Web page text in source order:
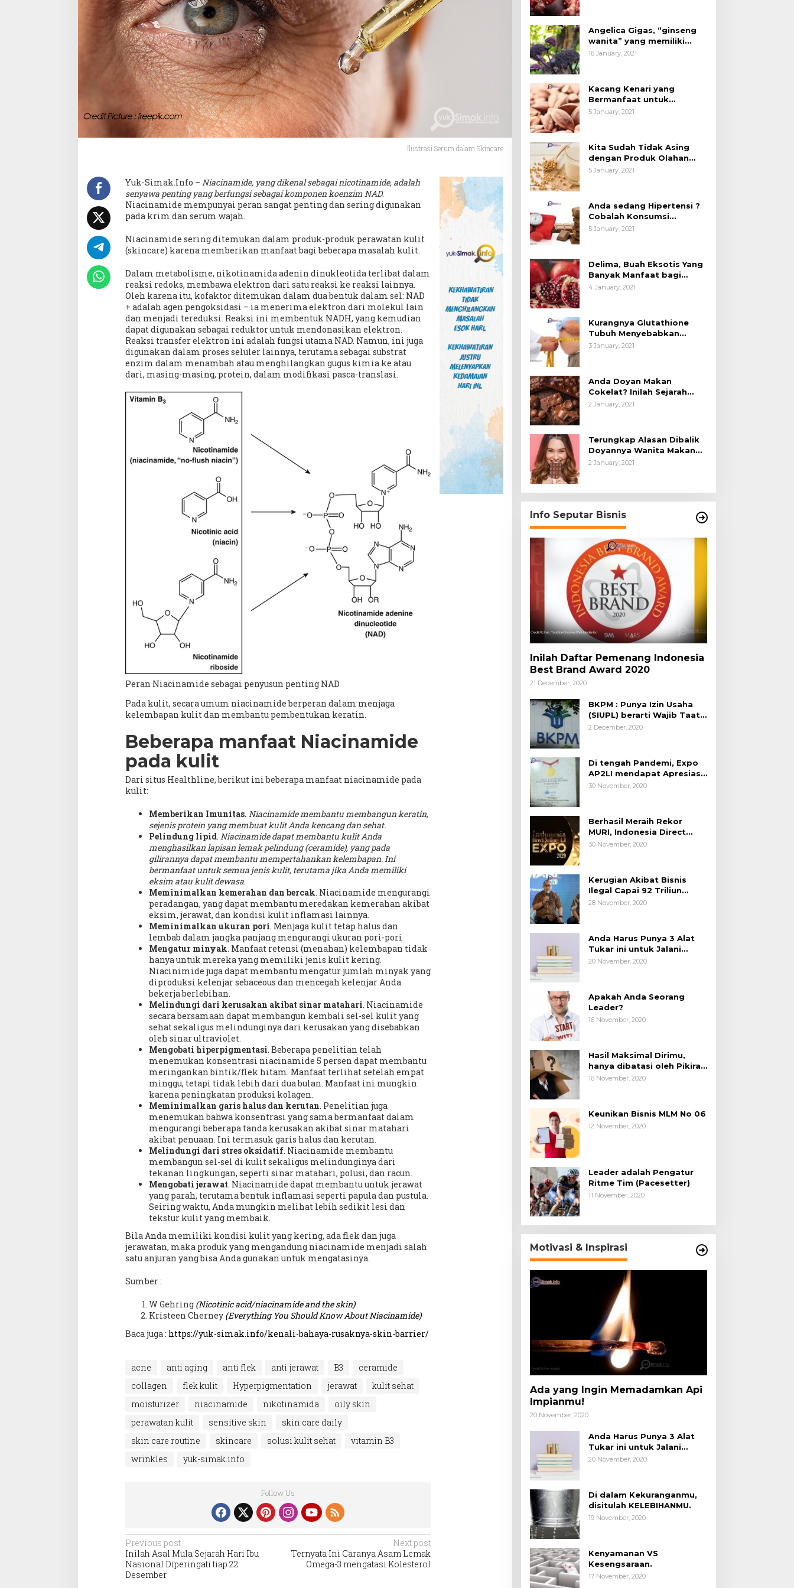
Ilustrasi Serum dalam Skincare
Yuk-Simak.Info – Niacinamide, yang dikenal sebagai nicotinamide, adalah
senyawa penting yang berfungsi sebagai komponen koenzim NAD.
Niacinamide mempunyai peran sangat penting dan sering digunakan
pada krim dan serum wajah.
Niacinamide sering ditemukan dalam produk-produk perawatan kulit
(skincare) karena memberikan manfaat bagi beberapa masalah kulit.
Dalam metabolisme, nikotinamida adenin dinukleotida terlibat dalam
reaksi redoks, membawa elektron dari satu reaksi ke reaksi lainnya.
Oleh karena itu, kofaktor ditemukan dalam dua bentuk dalam sel: NAD
+ adalah agen pengoksidasi – ia menerima elektron dari molekul lain
dan menjadi tereduksi. Reaksi ini membentuk NADH, yang kemudian
dapat digunakan sebagai reduktor untuk mendonasikan elektron.
Reaksi transfer elektron ini adalah fungsi utama NAD. Namun, ini juga
digunakan dalam proses seluler lainnya, terutama sebagai substrat
enzim dalam menambah atau menghilangkan gugus kimia ke atau
dari, masing-masing, protein, dalam modifikasi pasca-translasi.
Peran Niacinamide sebagai penyusun penting NAD
Pada kulit, secara umum niacinamide berperan dalam menjaga
kelembapan kulit dan membantu pembentukan keratin.
Beberapa manfaat Niacinamide
pada kulit
Dari situs Healthline, berikut ini beberapa manfaat niacinamide pada
kulit:
Memberikan Imunitas. Niacinamide membantu membangun keratin,
sejenis protein yang membuat kulit Anda kencang dan sehat.
Pelindung lipid. Niacinamide dapat membantu kulit Anda
menghasilkan lapisan lemak pelindung (ceramide), yang pada
gilirannya dapat membantu mempertahankan kelembapan. Ini
bermanfaat untuk semua jenis kulit, terutama jika Anda memiliki
eksim atau kulit dewasa.
Meminimalkan kemerahan dan bercak. Niacinamide mengurangi
peradangan, yang dapat membantu meredakan kemerahan akibat
eksim, jerawat, dan kondisi kulit inflamasi lainnya.
Meminimalkan ukuran pori. Menjaga kulit tetap halus dan
lembab dalam jangka panjang mengurangi ukuran pori-pori
Mengatur minyak. Manfaat retensi (menahan) kelembapan tidak
hanya untuk mereka yang memiliki jenis kulit kering.
Niacinimide juga dapat membantu mengatur jumlah minyak yang
diproduksi kelenjar sebaceous dan mencegah kelenjar Anda
bekerja berlebihan.
Melindungi dari kerusakan akibat sinar matahari. Niacinamide
secara bersamaan dapat membangun kembali sel-sel kulit yang
sehat sekaligus melindunginya dari kerusakan yang disebabkan
oleh sinar ultraviolet.
Mengobati hiperpigmentasi. Beberapa penelitian telah
menemukan konsentrasi niacinamide 5 persen dapat membantu
meringankan bintik/flek hitam. Manfaat terlihat setelah empat
minggu, tetapi tidak lebih dari dua bulan. Manfaat ini mungkin
karena peningkatan produksi kolagen.
Meminimalkan garis halus dan kerutan. Penelitian juga
menemukan bahwa konsentrasi yang sama bermanfaat dalam
mengurangi beberapa tanda kerusakan akibat sinar matahari
akibat penuaan. Ini termasuk garis halus dan kerutan.
Melindungi dari stres oksidatif. Niacinamide membantu
membangun sel-sel di kulit sekaligus melindunginya dari
tekanan lingkungan, seperti sinar matahari, polusi, dan racun.
Mengobati jerawat. Niacinamide dapat membantu untuk jerawat
yang parah, terutama bentuk inflamasi seperti papula dan pustula.
Seiring waktu, Anda mungkin melihat lebih sedikit lesi dan
tekstur kulit yang membaik.
Bila Anda memiliki kondisi kulit yang kering, ada flek dan juga
jerawatan, maka produk yang mengandung niacinamide menjadi salah
satu anjuran yang bisa Anda gunakan untuk mengatasinya.
Sumber :
W Gehring (Nicotinic acid/niacinamide and the skin)
Kristeen Cherney (Everything You Should Know About Niacinamide)
Baca juga : https://yuk-simak.info/kenali-bahaya-rusaknya-skin-barrier/
acne anti aging anti flek anti jerawat B3
ceramide
collagen
flek kulit Hyperpigmentation jerawat
kulit sehat
moisturizer
niacinamide nikotinamida
oily skin
perawatan kulit
sensitive skin
skin care daily
skin care routine
skincare solusi kulit sehat
vitamin B3
wrinkles
yuk-simak.info
Follow Us
Post
navigation
Previous post
Inilah Asal Mula Sejarah Hari Ibu
Nasional Diperingati tiap 22
Desember
Next post
Ternyata Ini Caranya Asam Lemak
Omega-3 mengatasi Kolesterol
Angelica Gigas, “ginseng
wanita” yang memiliki
peran mengatasi kanker.
16 January, 2021
Kacang Kenari yang
Bermanfaat untuk
Kesehatan (Bukan Hanya
5 January, 2021
Kita Sudah Tidak Asing
dengan Produk Olahan
Kedelai, Tapi Sudah Tahu
5 January, 2021
Anda sedang Hipertensi ?
Cobalah Konsumsi
Cokelat.
5 January, 2021
Delima, Buah Eksotis Yang
Banyak Manfaat bagi
Tubuh
4 January, 2021
Kurangnya Glutathione
Tubuh Menyebabkan
Obesitas
3 January, 2021
Anda Doyan Makan
Cokelat? Inilah Sejarah
Awalnya Cokelat di Dunia
2 January, 2021
Terungkap Alasan Dibalik
Doyannya Wanita Makan
Cokelat
2 January, 2021
Info Seputar Bisnis
Inilah Daftar Pemenang Indonesia
Best Brand Award 2020
21 December, 2020
BKPM : Punya Izin Usaha
(SIUPL) berarti Wajib Taat
Aturan
2 December, 2020
Di tengah Pandemi, Expo
AP2LI mendapat Apresiasi
Rekor MURI
30 November, 2020
Berhasil Meraih Rekor
MURI, Indonesia Direct
Selling 4.0 Expo 2020
30 November, 2020
Kerugian Akibat Bisnis
Ilegal Capai 92 Triliun
Rupiah, AP2LI menghimbau
28 November, 2020
Anda Harus Punya 3 Alat
Tukar ini untuk Jalani
Hidup.
20 November, 2020
Apakah Anda Seorang
Leader?
16 November, 2020
Hasil Maksimal Dirimu,
hanya dibatasi oleh Pikiran
Negatif.
16 November, 2020
Keunikan Bisnis MLM No 06
12 November, 2020
Leader adalah Pengatur
Ritme Tim (Pacesetter)
11 November, 2020
Motivasi & Inspirasi
Ada yang Ingin Memadamkan Api
Impianmu!
20 November, 2020
Anda Harus Punya 3 Alat
Tukar ini untuk Jalani
Hidup.
20 November, 2020
Di dalam Kekuranganmu,
disitulah KELEBIHANMU.
19 November, 2020
Kenyamanan VS
Kesengsaraan.
17 November, 2020